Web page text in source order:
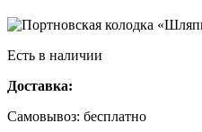
Есть в наличии
Доставка:
Самовывоз: бесплатно